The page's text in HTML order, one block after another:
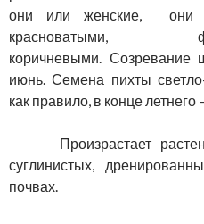
они или женские, они
красноватыми,
коричневыми.
июнь. Семена пихты
как правило, в конце
Произрастает
суглинистых,
почвах.